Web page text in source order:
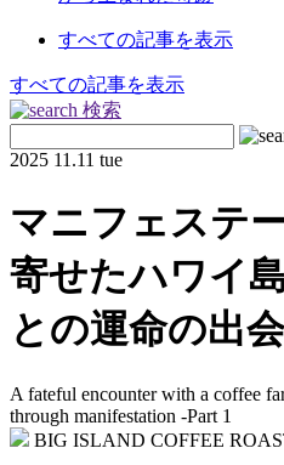
すべての記事を表示
すべての記事を表示
検索
2025 11.11 tue
マニフェステ
寄せたハワイ
との運命の出
A fateful encounter with a coffee
through manifestation -Part 1
BIG ISLAND COFFEE